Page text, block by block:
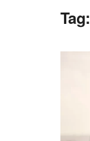
Tag: